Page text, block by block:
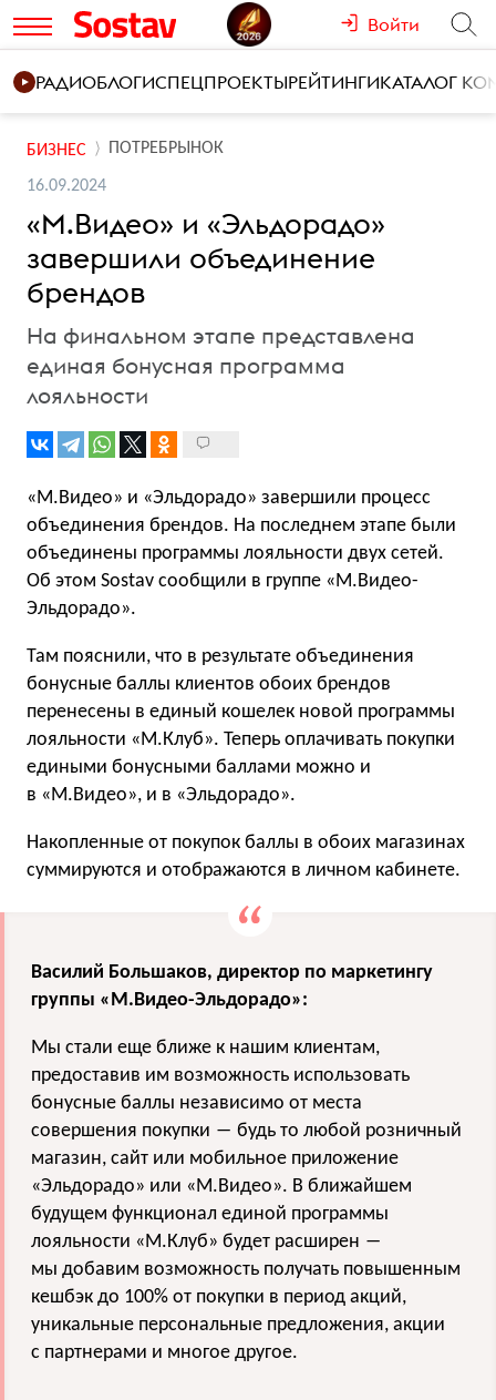
Войти
РАДИОБЛОГИСПЕЦПРОЕКТЫРЕЙТИНГИКАТАЛОГ
БИЗНЕС ПОТРЕБРЫНОК
16.09.2024
«М.Видео» и «Эльдорадо»
завершили объединение
брендов
На финальном этапе представлена
единая бонусная программа
лояльности
«М.Видео» и «Эльдорадо» завершили процесс
объединения брендов. На последнем этапе были
объединены программы лояльности двух сетей.
Об этом Sostav сообщили в группе «М.Видео-
Эльдорадо».
Там пояснили, что в результате объединения
бонусные баллы клиентов обоих брендов
перенесены в единый кошелек новой программы
лояльности «М.Клуб». Теперь оплачивать покупки
едиными бонусными баллами можно и
в «М.Видео», и в «Эльдорадо».
Накопленные от покупок баллы в обоих магазинах
суммируются и отображаются в личном кабинете.
Василий Большаков, директор по маркетингу
группы «М.Видео-Эльдорадо»:
Мы стали еще ближе к нашим клиентам,
предоставив им возможность использовать
бонусные баллы независимо от места
совершения покупки ― будь то любой розничный
магазин, сайт или мобильное приложение
«Эльдорадо» или «М.Видео». В ближайшем
будущем функционал единой программы
лояльности «М.Клуб» будет расширен ―
мы добавим возможность получать повышенным
кешбэк до 100% от покупки в период акций,
уникальные персональные предложения, акции
с партнерами и многое другое.